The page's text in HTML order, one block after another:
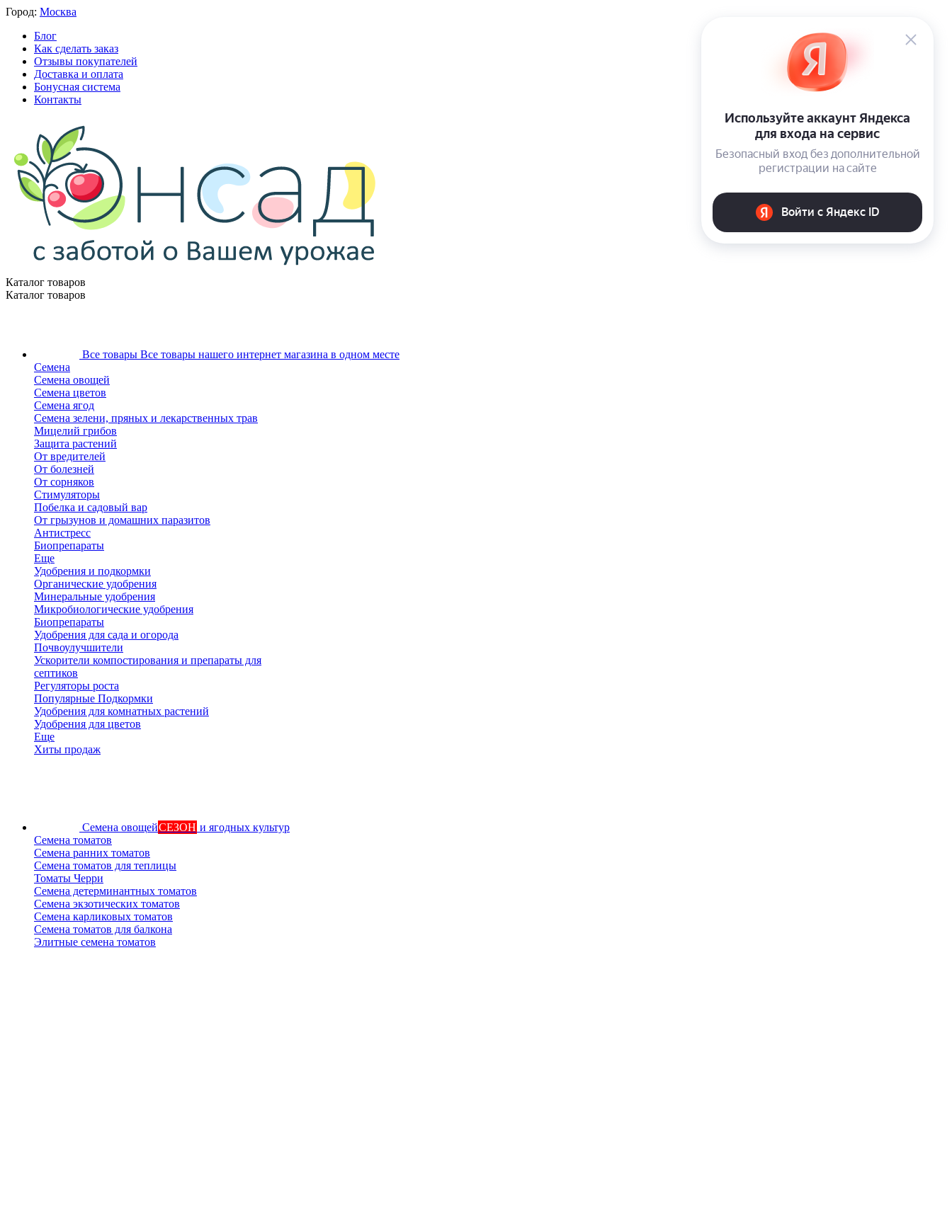
Город: Москва
Блог
Как сделать заказ
Отзывы покупателей
Доставка и оплата
Бонусная система
Контакты
Каталог товаров
Каталог товаров
Все товары Все товары нашего интернет магазина в одном месте
Семена
Семена овощей
Семена цветов
Семена ягод
Семена зелени, пряных и лекарственных трав
Мицелий грибов
Защита растений
От вредителей
От болезней
От сорняков
Стимуляторы
Побелка и садовый вар
От грызунов и домашних паразитов
Антистресс
Биопрепараты
Еще
Удобрения и подкормки
Органические удобрения
Минеральные удобрения
Микробиологические удобрения
Биопрепараты
Удобрения для сада и огорода
Почвоулучшители
Ускорители компостирования и препараты для
септиков
Регуляторы роста
Популярные Подкормки
Удобрения для комнатных растений
Удобрения для цветов
Еще
Хиты продаж
Семена овощейСЕЗОН и ягодных культур
Семена томатов
Семена ранних томатов
Семена томатов для теплицы
Томаты Черри
Семена детерминантных томатов
Семена экзотических томатов
Семена карликовых томатов
Семена томатов для балкона
Элитные семена томатов